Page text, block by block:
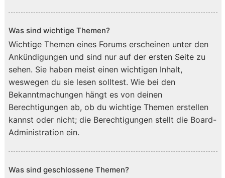
Was sind wichtige Themen?
Wichtige Themen eines Forums erscheinen unter den
Ankündigungen und sind nur auf der ersten Seite zu
sehen. Sie haben meist einen wichtigen Inhalt,
weswegen du sie lesen solltest. Wie bei den
Bekanntmachungen hängt es von deinen
Berechtigungen ab, ob du wichtige Themen erstellen
kannst oder nicht; die Berechtigungen stellt die Board-
Administration ein.
Was sind geschlossene Themen?